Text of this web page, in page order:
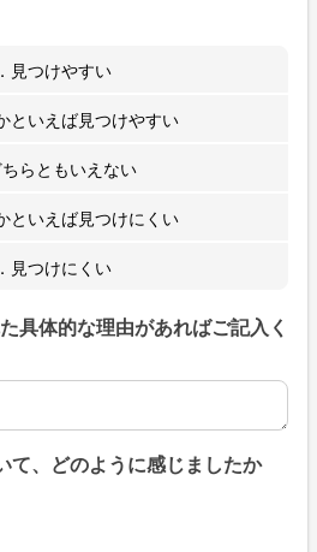
見つけやすい
といえば見つけやすい
らともいえない
といえば見つけにくい
見つけにくい
具体的な理由があればご記入く
具体的な理由があればご記入くだ
て、どのように感じましたか